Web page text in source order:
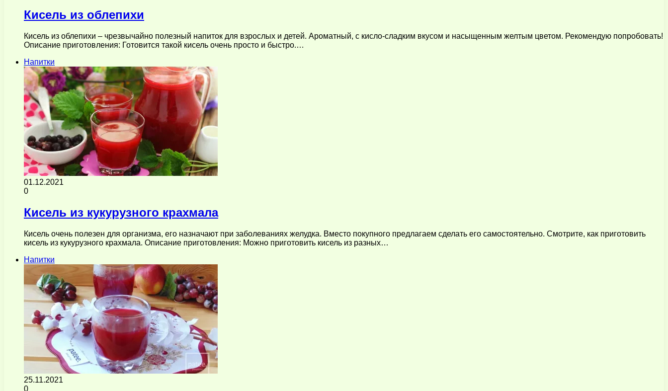
Кисель из облепихи
Кисель из облепихи – чрезвычайно полезный напиток для взрослых и детей. Ароматный, с кисло-сладким вкусом и насыщенным желтым цветом. Рекомендую попробовать!
Описание приготовления: Готовится такой кисель очень просто и быстро.…
Напитки
01.12.2021
0
Кисель из кукурузного крахмала
Кисель очень полезен для организма, его назначают при заболеваниях желудка. Вместо покупного предлагаем сделать его самостоятельно. Смотрите, как приготовить
кисель из кукурузного крахмала. Описание приготовления: Можно приготовить кисель из разных…
Напитки
25.11.2021
0